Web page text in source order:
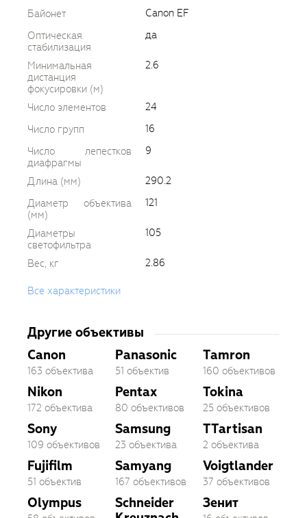
Байонет
Canon EF
Оптическая
стабилизация
да
Минимальная
дистанция
фокусировки (м)
2.6
Число элементов
24
Число групп
16
Число лепестков
диафрагмы
9
Длина (мм)
290.2
Диаметр объектива
(мм)
121
Диаметры
светофильтра
105
Вес, кг 2.86
Все характеристики
Другие объективы
Canon
163 объектива
Nikon
172 объектива
Sony
109 объективов
Fujifilm
51 объектив
Olympus
Panasonic
51 объектив
Pentax
80 объективов
Samsung
23 объектива
Samyang
167 объективов
Schneider
Tamron
160 объективов
Tokina
25 объективов
TTartisan
2 объектива
Voigtlander
37 объективов
Зенит